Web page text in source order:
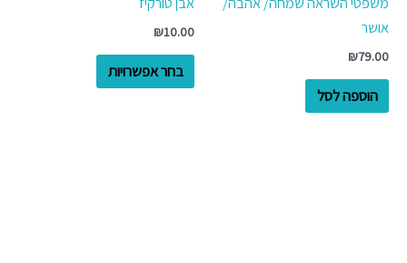
אושר
₪79.00
הוספה לסל
₪10.00
בחר אפשרויות
המוצר